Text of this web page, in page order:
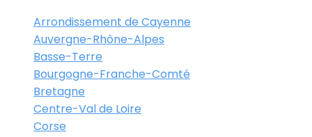
Arrondissement de Cayenne
Auvergne-Rhône-Alpes
Basse-Terre
Bourgogne-Franche-Comté
Bretagne
Centre-Val de Loire
Corse